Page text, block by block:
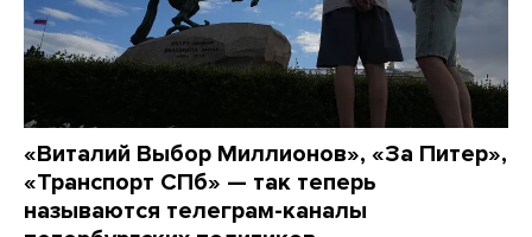
«Виталий Выбор Миллионов», «За Питер»,
«Транспорт СПб» — так теперь
называются телеграм-каналы